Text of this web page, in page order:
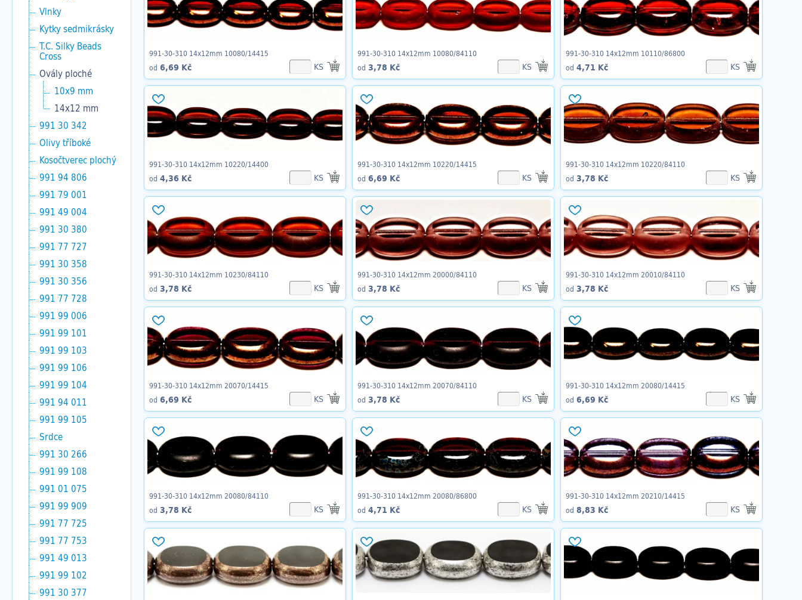
Vlnky
Kytky sedmikrásky
T.C. Silky Beads
Cross
Ovály ploché
10x9 mm
14x12 mm
991 30 342
Olivy tříboké
Kosočtverec plochý
991 94 806
991 79 001
991 49 004
991 30 380
991 77 727
991 30 358
991 30 356
991 77 728
991 99 006
991 99 101
991 99 103
991 99 106
991 99 104
991 94 011
991 99 105
Srdce
991 30 266
991 99 108
991 01 075
991 99 909
991 77 725
991 77 753
991 49 013
991 99 102
991 30 377
991-30-310 14x12mm 10080/14415
od 6,69 Kč KS
991-30-310 14x12mm 10080/84110
od 3,78 Kč KS
991-30-310 14x12mm 10110/86800
od 4,71 Kč KS
991-30-310 14x12mm 10220/14400
od 4,36 Kč KS
991-30-310 14x12mm 10220/14415
od 6,69 Kč KS
991-30-310 14x12mm 10220/84110
od 3,78 Kč KS
991-30-310 14x12mm 10230/84110
od 3,78 Kč KS
991-30-310 14x12mm 20000/84110
od 3,78 Kč KS
991-30-310 14x12mm 20010/84110
od 3,78 Kč KS
991-30-310 14x12mm 20070/14415
od 6,69 Kč KS
991-30-310 14x12mm 20070/84110
od 3,78 Kč KS
991-30-310 14x12mm 20080/14415
od 6,69 Kč KS
991-30-310 14x12mm 20080/84110
od 3,78 Kč KS
991-30-310 14x12mm 20080/86800
od 4,71 Kč KS
991-30-310 14x12mm 20210/14415
od 8,83 Kč KS